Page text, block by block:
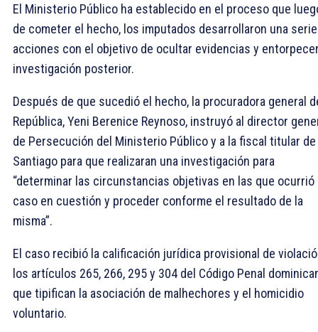
El Ministerio Público ha establecido en el proceso que
de cometer el hecho, los imputados desarrollaron una
acciones con el objetivo de ocultar evidencias y
investigación posterior.
Después de que sucedió el hecho, la procuradora general
República, Yeni Berenice Reynoso, instruyó al director
de Persecución del Ministerio Público y a la fiscal titular de
Santiago para que realizaran una investigación para
“determinar las circunstancias objetivas en las que ocurrió
caso en cuestión y proceder conforme el resultado de la
misma”.
El caso recibió la calificación jurídica provisional de
los artículos 265, 266, 295 y 304 del Código Penal
que tipifican la asociación de malhechores y el homicidio
voluntario.